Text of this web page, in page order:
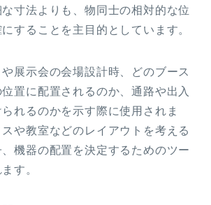
寸法よりも、物同士の相対的な位
することを主目的としています。
展示会の会場設計時、どのブース
置に配置されるのか、通路や出入
れるのかを示す際に使用されま
や教室などのレイアウトを考える
機器の配置を決定するためのツー
す。